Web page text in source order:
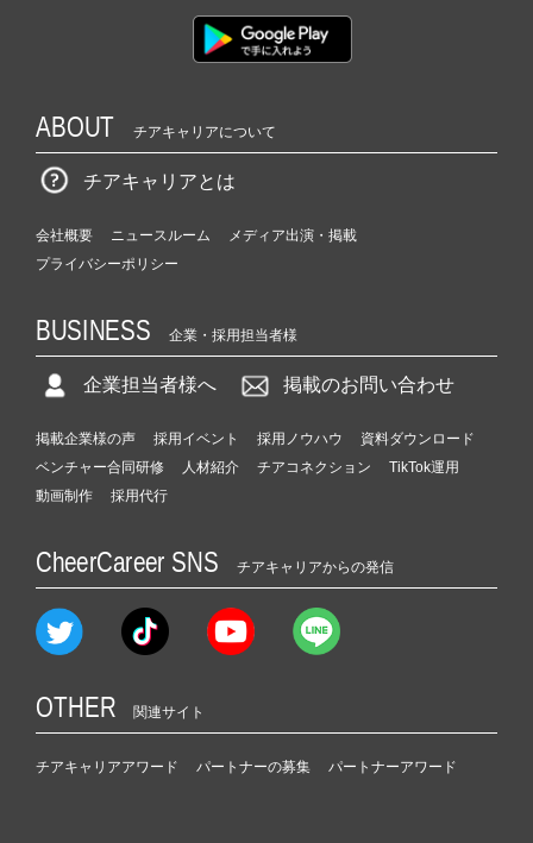
ABOUT チアキャリアについて
チアキャリアとは
会社概要 ニュースルーム
メディア出演・掲載
プライバシーポリシー
BUSINESS 企業・採用担当者様
企業担当者様へ 掲載のお問い合わせ
掲載企業様の声 採用イベント 採用ノウハウ
資料ダウンロード
ベンチャー合同研修
人材紹介 チアコネクション
TikTok運用
動画制作
採用代行
CheerCareer SNS チアキャリアからの発信
OTHER 関連サイト
チアキャリアアワード パートナーの募集 パートナーアワード